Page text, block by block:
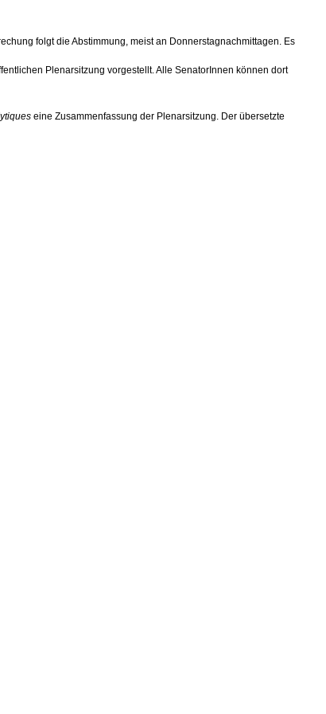
folgt die Abstimmung, meist an Donnerstagnachmittagen. Es
Plenarsitzung vorgestellt. Alle SenatorInnen können dort
eine Zusammenfassung der Plenarsitzung. Der übersetzte